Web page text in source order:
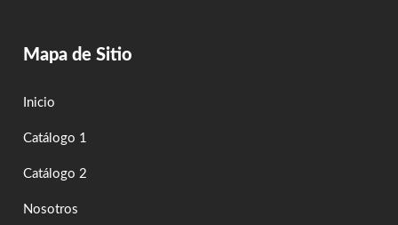
Mapa de Sitio
Inicio
Catálogo 1
Catálogo 2
Nosotros